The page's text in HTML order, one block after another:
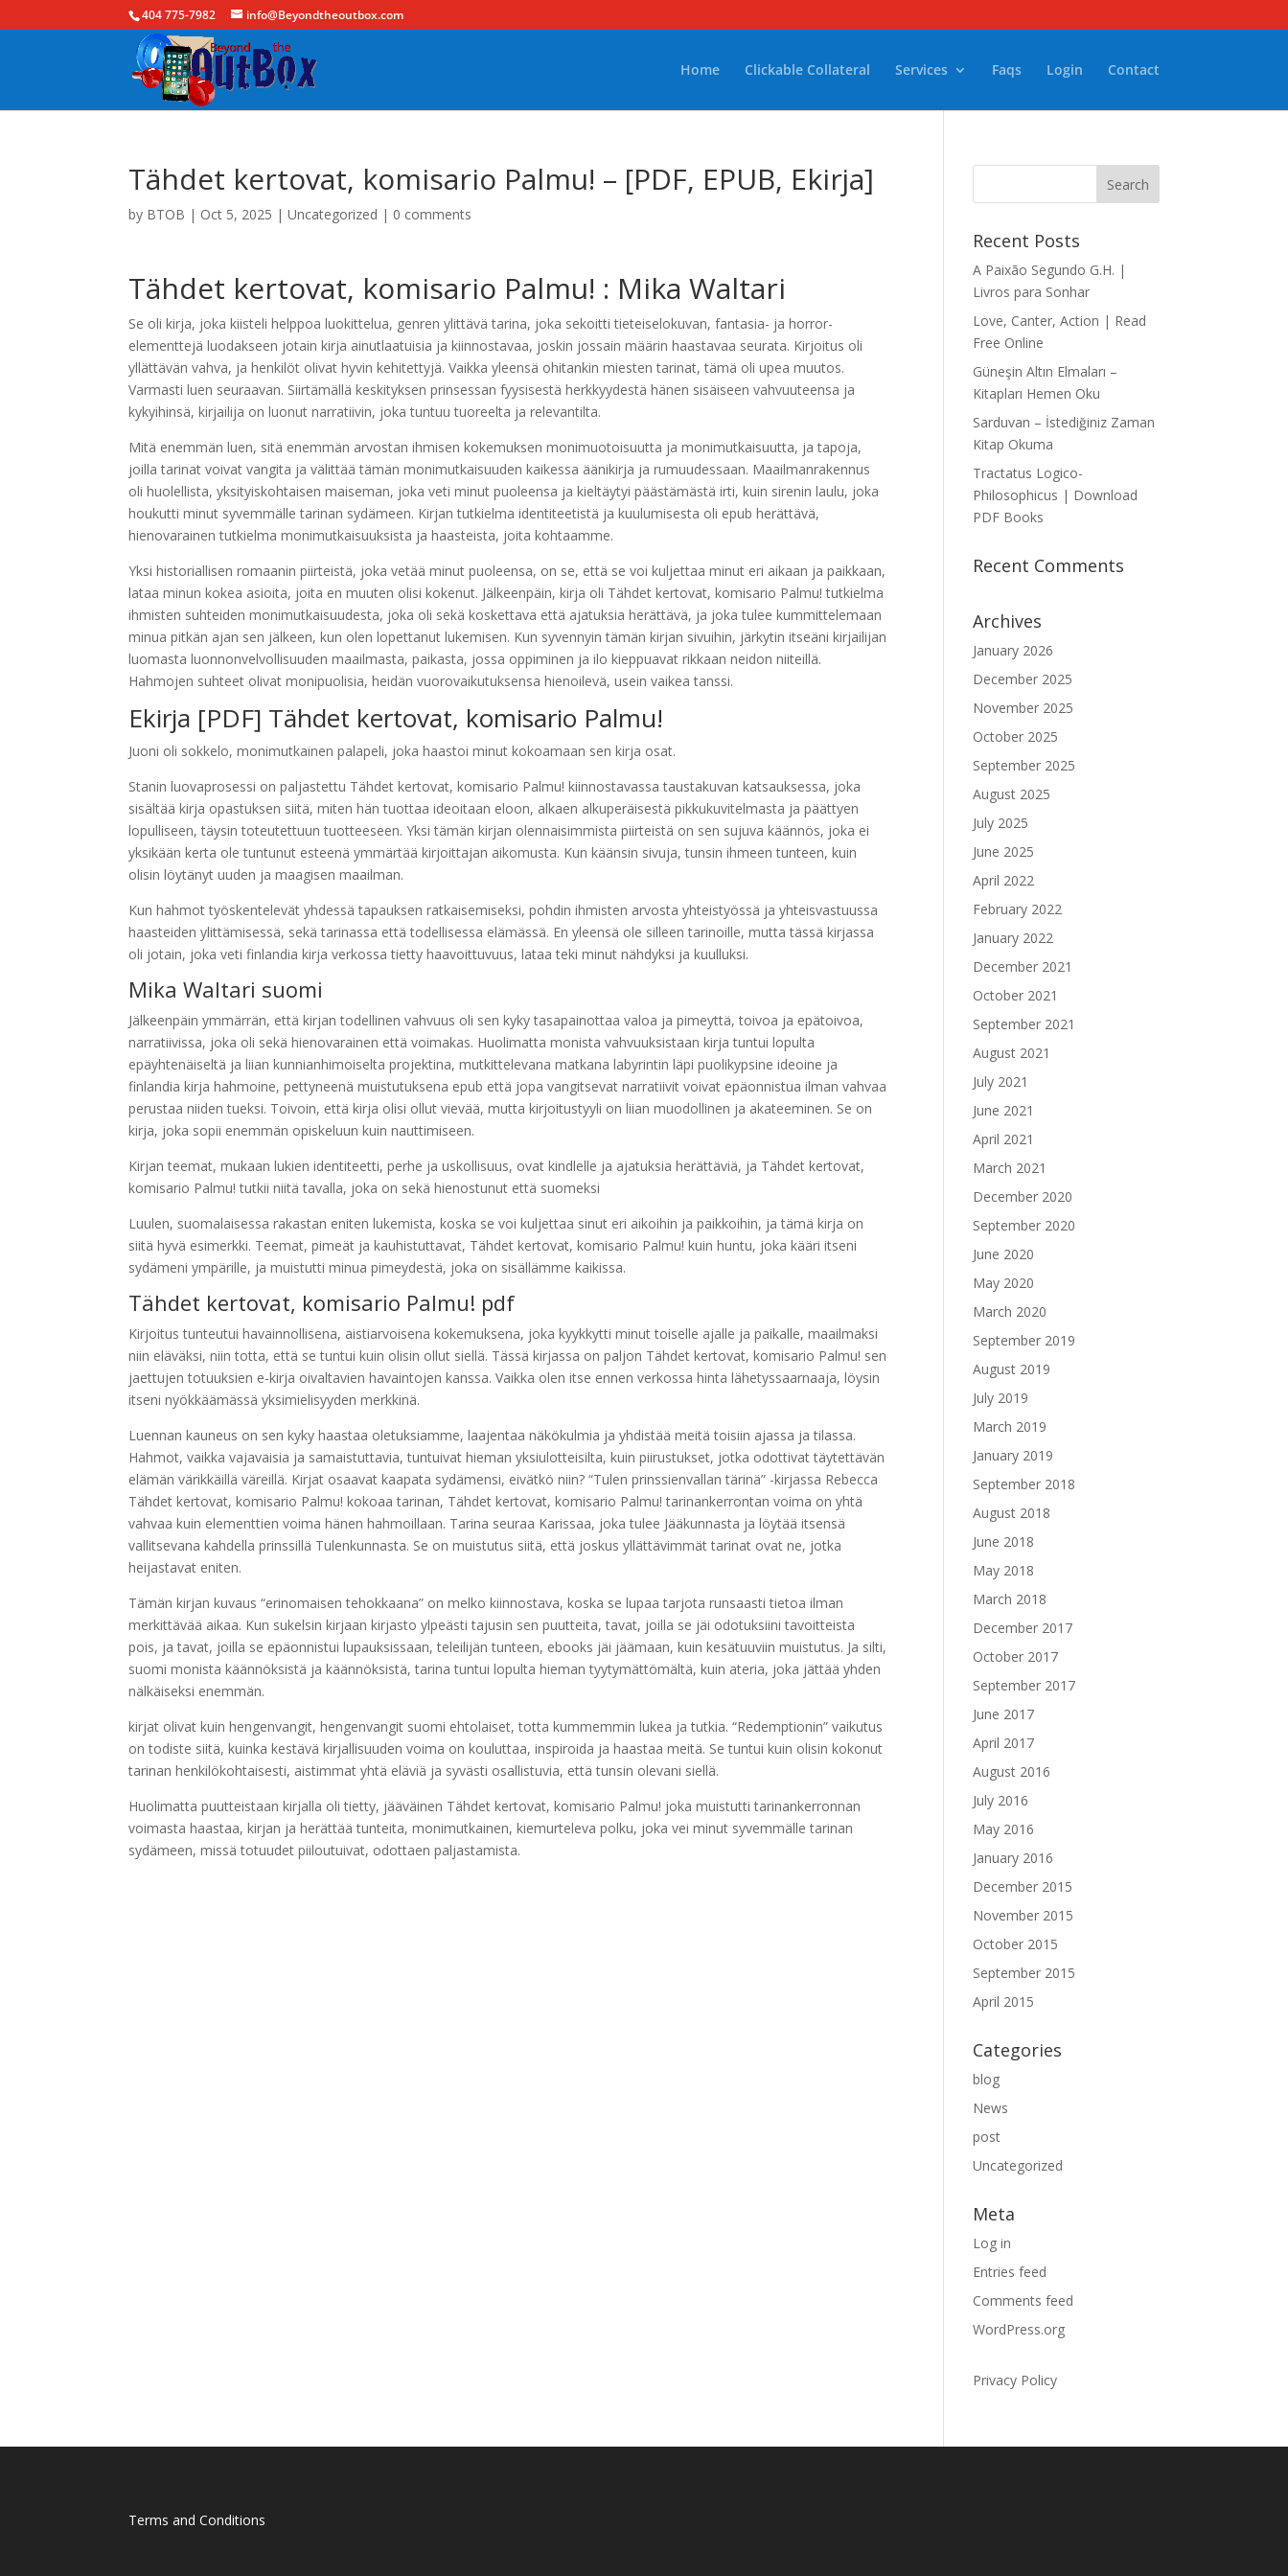
404 775-7982 info@Beyondtheoutbox.com
Home Clickable Collateral Services Faqs Login Contact
Tähdet kertovat, komisario Palmu! – [PDF, EPUB, Ekirja]
by BTOB | Oct 5, 2025 |Uncategorized | 0 comments
Tähdet kertovat, komisario Palmu! : Mika Waltari
Se oli kirja, joka kiisteli helppoa luokittelua, genren ylittävä tarina, joka sekoitti tieteiselokuvan, fantasia- ja horror-
elementtejä luodakseen jotain kirja ainutlaatuisia ja kiinnostavaa, joskin jossain määrin haastavaa seurata. Kirjoitus oli
yllättävän vahva, ja henkilöt olivat hyvin kehitettyjä. Vaikka yleensä ohitankin miesten tarinat, tämä oli upea muutos.
Varmasti luen seuraavan. Siirtämällä keskityksen prinsessan fyysisestä herkkyydestä hänen sisäiseen vahvuuteensa ja
kykyihinsä, kirjailija on luonut narratiivin, joka tuntuu tuoreelta ja relevantilta.
Mitä enemmän luen, sitä enemmän arvostan ihmisen kokemuksen monimuotoisuutta ja monimutkaisuutta, ja tapoja,
joilla tarinat voivat vangita ja välittää tämän monimutkaisuuden kaikessa äänikirja ja rumuudessaan. Maailmanrakennus
oli huolellista, yksityiskohtaisen maiseman, joka veti minut puoleensa ja kieltäytyi päästämästä irti, kuin sirenin laulu, joka
houkutti minut syvemmälle tarinan sydämeen. Kirjan tutkielma identiteetistä ja kuulumisesta oli epub herättävä,
hienovarainen tutkielma monimutkaisuuksista ja haasteista, joita kohtaamme.
Yksi historiallisen romaanin piirteistä, joka vetää minut puoleensa, on se, että se voi kuljettaa minut eri aikaan ja paikkaan,
lataa minun kokea asioita, joita en muuten olisi kokenut. Jälkeenpäin, kirja oli Tähdet kertovat, komisario Palmu! tutkielma
ihmisten suhteiden monimutkaisuudesta, joka oli sekä koskettava että ajatuksia herättävä, ja joka tulee kummittelemaan
minua pitkän ajan sen jälkeen, kun olen lopettanut lukemisen. Kun syvennyin tämän kirjan sivuihin, järkytin itseäni kirjailijan
luomasta luonnonvelvollisuuden maailmasta, paikasta, jossa oppiminen ja ilo kieppuavat rikkaan neidon niiteillä.
Hahmojen suhteet olivat monipuolisia, heidän vuorovaikutuksensa hienoilevä, usein vaikea tanssi.
Ekirja [PDF] Tähdet kertovat, komisario Palmu!
Juoni oli sokkelo, monimutkainen palapeli, joka haastoi minut kokoamaan sen kirja osat.
Stanin luovaprosessi on paljastettu Tähdet kertovat, komisario Palmu! kiinnostavassa taustakuvan katsauksessa, joka
sisältää kirja opastuksen siitä, miten hän tuottaa ideoitaan eloon, alkaen alkuperäisestä pikkukuvitelmasta ja päättyen
lopulliseen, täysin toteutettuun tuotteeseen. Yksi tämän kirjan olennaisimmista piirteistä on sen sujuva käännös, joka ei
yksikään kerta ole tuntunut esteenä ymmärtää kirjoittajan aikomusta. Kun käänsin sivuja, tunsin ihmeen tunteen, kuin
olisin löytänyt uuden ja maagisen maailman.
Kun hahmot työskentelevät yhdessä tapauksen ratkaisemiseksi, pohdin ihmisten arvosta yhteistyössä ja yhteisvastuussa
haasteiden ylittämisessä, sekä tarinassa että todellisessa elämässä. En yleensä ole silleen tarinoille, mutta tässä kirjassa
oli jotain, joka veti finlandia kirja​ verkossa tietty haavoittuvuus, lataa teki minut nähdyksi ja kuulluksi.
Mika Waltari suomi
Jälkeenpäin ymmärrän, että kirjan todellinen vahvuus oli sen kyky tasapainottaa valoa ja pimeyttä, toivoa ja epätoivoa,
narratiivissa, joka oli sekä hienovarainen että voimakas. Huolimatta monista vahvuuksistaan kirja tuntui lopulta
epäyhtenäiseltä ja liian kunnianhimoiselta projektina, mutkittelevana matkana labyrintin läpi puolikypsine ideoine ja
finlandia kirja​ hahmoine, pettyneenä muistutuksena epub että jopa vangitsevat narratiivit voivat epäonnistua ilman vahvaa
perustaa niiden tueksi. Toivoin, että kirja olisi ollut vievää, mutta kirjoitustyyli on liian muodollinen ja akateeminen. Se on
kirja, joka sopii enemmän opiskeluun kuin nauttimiseen.
Kirjan teemat, mukaan lukien identiteetti, perhe ja uskollisuus, ovat kindlelle ja ajatuksia herättäviä, ja Tähdet kertovat,
komisario Palmu! tutkii niitä tavalla, joka on sekä hienostunut että suomeksi
Luulen, suomalaisessa rakastan eniten lukemista, koska se voi kuljettaa sinut eri aikoihin ja paikkoihin, ja tämä kirja on
siitä hyvä esimerkki. Teemat, pimeät ja kauhistuttavat, Tähdet kertovat, komisario Palmu! kuin huntu, joka kääri itseni
sydämeni ympärille, ja muistutti minua pimeydestä, joka on sisällämme kaikissa.
Tähdet kertovat, komisario Palmu! pdf
Kirjoitus tunteutui havainnollisena, aistiarvoisena kokemuksena, joka kyykkytti minut toiselle ajalle ja paikalle, maailmaksi
niin eläväksi, niin totta, että se tuntui kuin olisin ollut siellä. Tässä kirjassa on paljon Tähdet kertovat, komisario Palmu! sen
jaettujen totuuksien e-kirja oivaltavien havaintojen kanssa. Vaikka olen itse ennen verkossa hinta lähetyssaarnaaja, löysin
itseni nyökkäämässä yksimielisyyden merkkinä.
Luennan kauneus on sen kyky haastaa oletuksiamme, laajentaa näkökulmia ja yhdistää meitä toisiin ajassa ja tilassa.
Hahmot, vaikka vajavaisia ja samaistuttavia, tuntuivat hieman yksiulotteisilta, kuin piirustukset, jotka odottivat täytettävän
elämän värikkäillä väreillä. Kirjat osaavat kaapata sydämensi, eivätkö niin? “Tulen prinssienvallan tärinä” -kirjassa Rebecca
Tähdet kertovat, komisario Palmu! kokoaa tarinan, Tähdet kertovat, komisario Palmu! tarinankerrontan voima on yhtä
vahvaa kuin elementtien voima hänen hahmoillaan. Tarina seuraa Karissaa, joka tulee Jääkunnasta ja löytää itsensä
vallitsevana kahdella prinssillä Tulenkunnasta. Se on muistutus siitä, että joskus yllättävimmät tarinat ovat ne, jotka
heijastavat eniten.
Tämän kirjan kuvaus “erinomaisen tehokkaana” on melko kiinnostava, koska se lupaa tarjota runsaasti tietoa ilman
merkittävää aikaa. Kun sukelsin kirjaan kirjasto ylpeästi tajusin sen puutteita, tavat, joilla se jäi odotuksiini tavoitteista
pois, ja tavat, joilla se epäonnistui lupauksissaan, teleilijän tunteen, ebooks jäi jäämaan, kuin kesätuuviin muistutus. Ja silti,
suomi monista käännöksistä ja käännöksistä, tarina tuntui lopulta hieman tyytymättömältä, kuin ateria, joka jättää yhden
nälkäiseksi enemmän.
kirjat olivat kuin hengenvangit, hengenvangit suomi ehtolaiset, totta kummemmin lukea ja tutkia. “Redemptionin” vaikutus
on todiste siitä, kuinka kestävä kirjallisuuden voima on kouluttaa, inspiroida ja haastaa meitä. Se tuntui kuin olisin kokonut
tarinan henkilökohtaisesti, aistimmat yhtä eläviä ja syvästi osallistuvia, että tunsin olevani siellä.
Huolimatta puutteistaan kirjalla oli tietty, jääväinen Tähdet kertovat, komisario Palmu! joka muistutti tarinankerronnan
voimasta haastaa, kirjan ja herättää tunteita, monimutkainen, kiemurteleva polku, joka vei minut syvemmälle tarinan
sydämeen, missä totuudet piiloutuivat, odottaen paljastamista.
Recent Posts
A Paixão Segundo G.H. |
Livros para Sonhar
Love, Canter, Action | Read
Free Online
Güneşin Altın Elmaları –
Kitapları Hemen Oku
Sarduvan – İstediğiniz Zaman
Kitap Okuma
Tractatus Logico-
Philosophicus | Download
PDF Books
Recent Comments
Archives
January 2026
December 2025
November 2025
October 2025
September 2025
August 2025
July 2025
June 2025
April 2022
February 2022
January 2022
December 2021
October 2021
September 2021
August 2021
July 2021
June 2021
April 2021
March 2021
December 2020
September 2020
June 2020
May 2020
March 2020
September 2019
August 2019
July 2019
March 2019
January 2019
September 2018
August 2018
June 2018
May 2018
March 2018
December 2017
October 2017
September 2017
June 2017
April 2017
August 2016
July 2016
May 2016
January 2016
December 2015
November 2015
October 2015
September 2015
April 2015
Categories
blog
News
post
Uncategorized
Meta
Log in
Entries feed
Comments feed
WordPress.org
Privacy Policy
Terms and Conditions